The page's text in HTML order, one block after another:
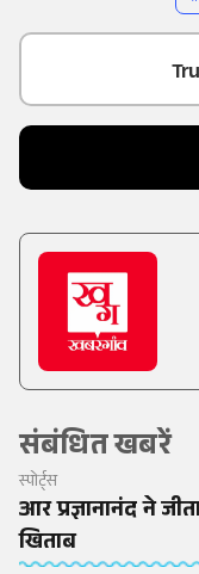
संबंधित खबरें
स्पोर्ट्स
आर प्रज्ञानानंद ने
खिताब